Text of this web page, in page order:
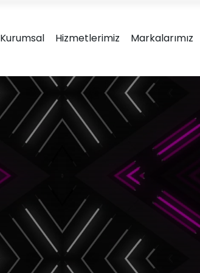
Granova
Tasarımları
Karton Kutu
Ambalaj Tasarımları
Doypack Ambalaj
Tasarımları
Kurumsal Hizmetlerimiz Markalarımız
Marka Kimliğinizi; ürün